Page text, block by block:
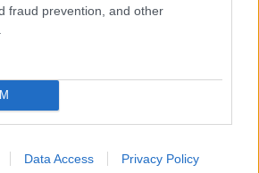
fraud prevention, and other
Data Access Privacy Policy
tartja az Amaranth (
bemutatkozó koncertjét a